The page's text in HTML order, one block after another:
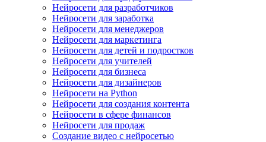
Нейросети для разработчиков
Нейросети для заработка
Нейросети для менеджеров
Нейросети для маркетинга
Нейросети для детей и подростков
Нейросети для учителей
Нейросети для бизнеса
Нейросети для дизайнеров
Нейросети на Python
Нейросети для создания контента
Нейросети в сфере финансов
Нейросети для продаж
Создание видео с нейросетью